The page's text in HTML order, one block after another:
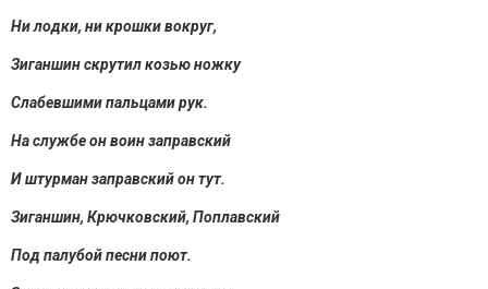
Ни лодки, ни крошки вокруг,
Зиганшин скрутил козью ножку
Слабевшими пальцами рук.
На службе он воин заправский
И штурман заправский он тут.
Зиганшин, Крючковский, Поплавский
Под палубой песни поют.